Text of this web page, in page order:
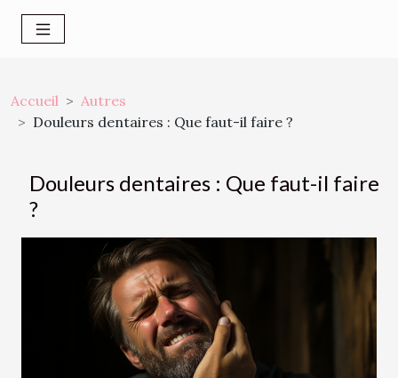
Accueil
Autres
Douleurs dentaires : Que faut-il faire ?
Douleurs dentaires : Que faut-il faire
?